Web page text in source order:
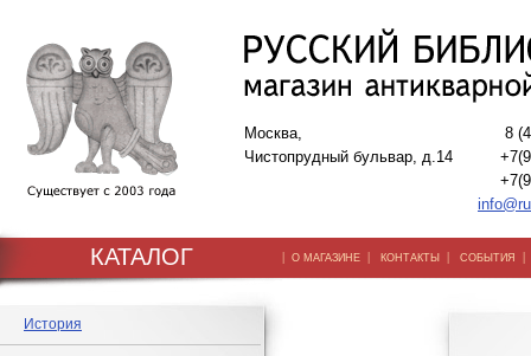
Москва,
Чистопрудный бульвар, д.14
8
КАТАЛОГ | О МАГАЗИНЕ | КОНТАКТЫ | СОБЫТИЯ
История